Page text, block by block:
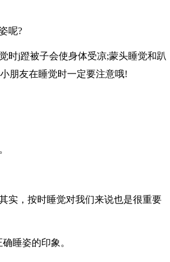
呢?
时j蹬被子会使身体受凉;蒙头睡觉和趴
朋友在睡觉时一定要注意哦!
实，按时睡觉对我们来说也是很重要
睡姿的印象。